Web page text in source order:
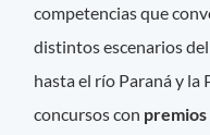
competencias que
distintos escenarios
hasta el río Paraná y la
concursos con premios